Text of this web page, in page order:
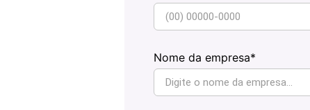
Nome da empresa*